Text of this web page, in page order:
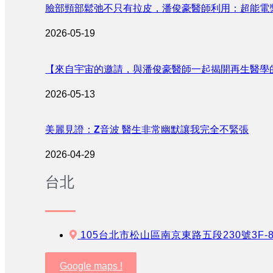
臉部頸部鬆弛不只有拉皮，潘俊豪醫師利用：超能
2026-05-19
【來自宇宙的邀請，與潘俊豪醫師一起揭開再生醫學
2026-05-13
美麗見證：Z音波 醫生非常幽默讓我完全不緊張
2026-04-29
台北
105台北市松山區南京東路五段230號
Google maps !